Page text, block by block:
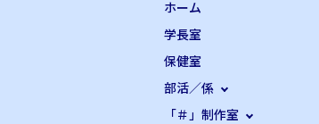
ホーム
学長室
保健室
部活／係
「＃」制作室